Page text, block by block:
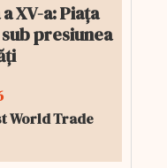
XV-a: Piața
presiunea
World Trade